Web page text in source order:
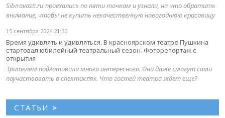
Sibnovosti.ru проехались по пяти точкам и узнали, на что обратить
внимание, чтобы не купить некачественную новогоднюю красавицу
15 сентября 2024 21:30
Время удивлять и удивляться. В красноярском театре Пушкина
стартовал юбилейный театральный сезон. Фоторепортаж с
открытия
Зрителям подготовили много интересного. Они даже смогут сами
поучаствовать в спектаклях. Что гостей театра ждет еще?
СТАТЬИ >